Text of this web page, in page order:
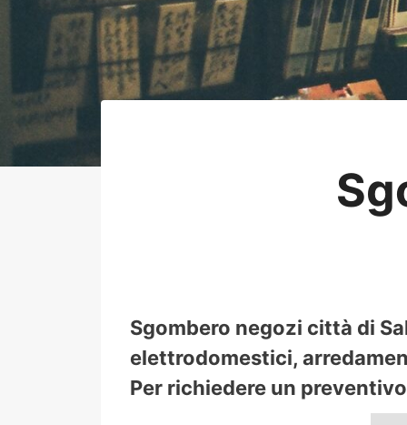
Sgombero negozi città di
elettrodomestici,
Per richiedere un